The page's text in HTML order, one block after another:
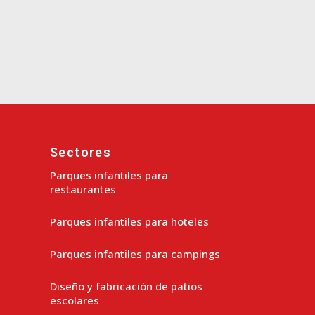
Sectores
Parques infantiles para
restaurantes
Parques infantiles para hoteles
Parques infantiles para campings
Diseño y fabricación de patios
escolares